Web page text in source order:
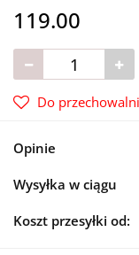
119.00
Do przechowalni
Opinie
Wysyłka w ciągu
Koszt przesyłki od: